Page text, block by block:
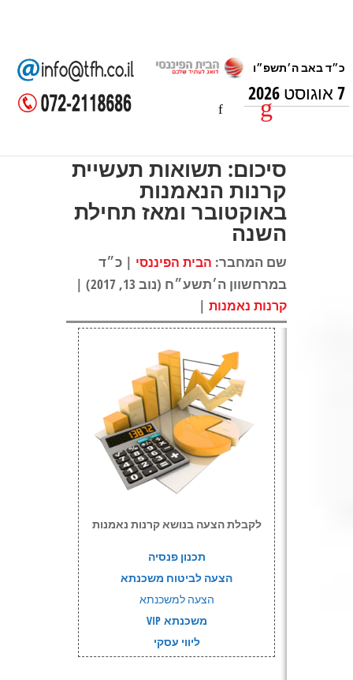
7 אוגוסט 2026
סיכום: תשואות תעשיית
קרנות הנאמנות
באוקטובר ומאז תחילת
השנה
שם המחבר: הבית הפיננסי | כ״ד
במרחשוון ה׳תשע״ח (נוב 13, 2017) |
קרנות נאמנות |
לקבלת הצעה בנושא קרנות נאמנות
תכנון פנסיה
הצעה לביטוח משכנתא
הצעה למשכנתא
משכנתא VIP
ליווי עסקי